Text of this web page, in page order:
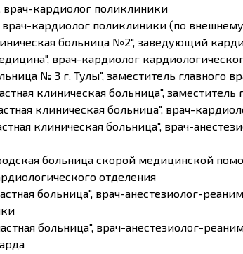
врач-кардиолог поликлиники
врач-кардиолог поликлиники (по
больница №2", заведующий
врач-кардиолог
№ 3 г. Тулы", заместитель главного
клиническая больница",
клиническая больница", врач-
клиническая больница", врач-
больница скорой медицинской
отделения
больница", врач-анестезиолог-
больница", врач-анестезиолог-